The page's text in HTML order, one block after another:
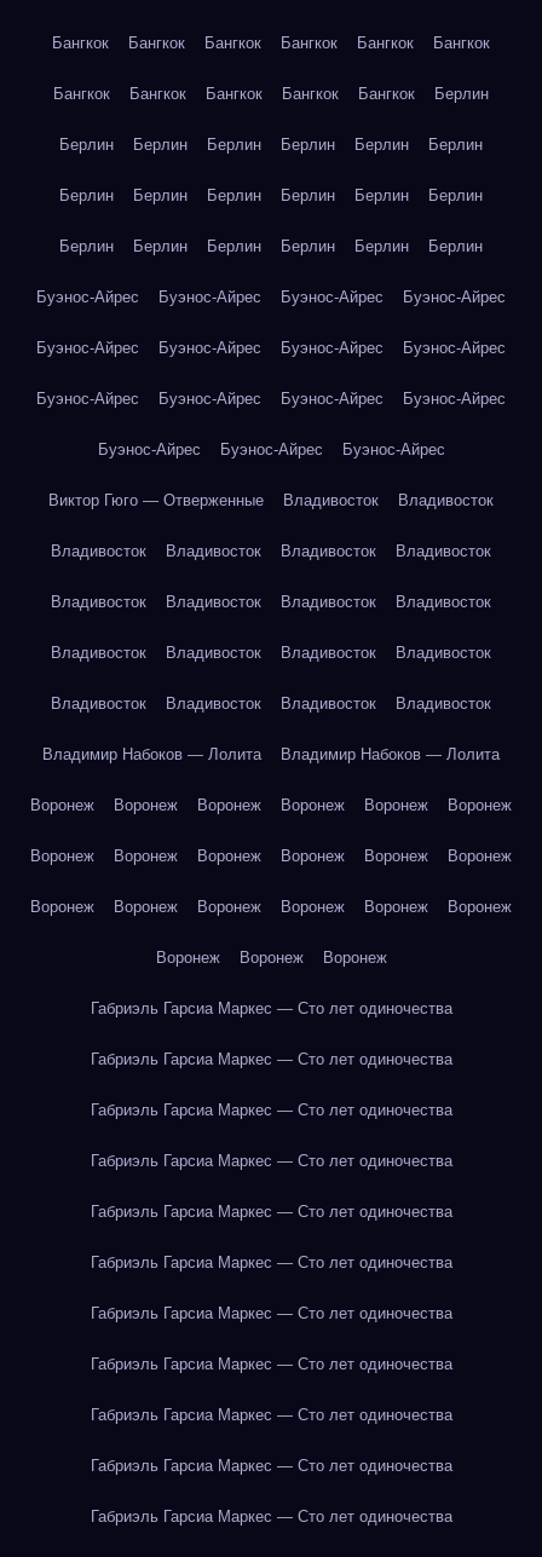
Бангкок Бангкок Бангкок Бангкок Бангкок Бангкок
Бангкок Бангкок Бангкок Бангкок Бангкок Берлин
Берлин Берлин Берлин Берлин Берлин Берлин
Берлин Берлин Берлин Берлин Берлин Берлин
Берлин Берлин Берлин Берлин Берлин Берлин
Буэнос-Айрес Буэнос-Айрес Буэнос-Айрес Буэнос-Айрес
Буэнос-Айрес Буэнос-Айрес Буэнос-Айрес Буэнос-Айрес
Буэнос-Айрес Буэнос-Айрес Буэнос-Айрес Буэнос-Айрес
Буэнос-Айрес Буэнос-Айрес Буэнос-Айрес
Виктор Гюго — Отверженные Владивосток Владивосток
Владивосток Владивосток Владивосток Владивосток
Владивосток Владивосток Владивосток Владивосток
Владивосток Владивосток Владивосток Владивосток
Владивосток Владивосток Владивосток Владивосток
Владимир Набоков — Лолита Владимир Набоков — Лолита
Воронеж Воронеж Воронеж Воронеж Воронеж Воронеж
Воронеж Воронеж Воронеж Воронеж Воронеж Воронеж
Воронеж Воронеж Воронеж Воронеж Воронеж Воронеж
Воронеж Воронеж Воронеж
Габриэль Гарсиа Маркес — Сто лет одиночества
Габриэль Гарсиа Маркес — Сто лет одиночества
Габриэль Гарсиа Маркес — Сто лет одиночества
Габриэль Гарсиа Маркес — Сто лет одиночества
Габриэль Гарсиа Маркес — Сто лет одиночества
Габриэль Гарсиа Маркес — Сто лет одиночества
Габриэль Гарсиа Маркес — Сто лет одиночества
Габриэль Гарсиа Маркес — Сто лет одиночества
Габриэль Гарсиа Маркес — Сто лет одиночества
Габриэль Гарсиа Маркес — Сто лет одиночества
Габриэль Гарсиа Маркес — Сто лет одиночества